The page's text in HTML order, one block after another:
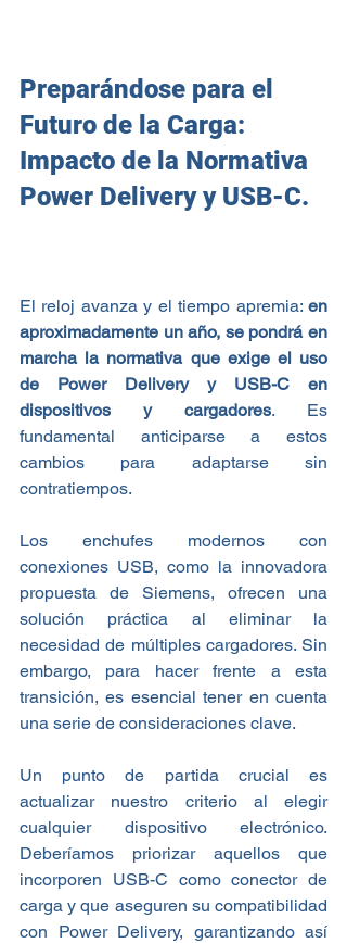
Preparándose para el
Futuro de la Carga:
Impacto de la Normativa
Power Delivery y USB-C.
El reloj avanza y el tiempo apremia: en
aproximadamente un año, se pondrá en
marcha la normativa que exige el uso
de Power Delivery y USB-C en
dispositivos y cargadores. Es
fundamental anticiparse a estos
cambios para adaptarse sin
contratiempos.
Los enchufes modernos con
conexiones USB, como la innovadora
propuesta de Siemens, ofrecen una
solución práctica al eliminar la
necesidad de múltiples cargadores. Sin
embargo, para hacer frente a esta
transición, es esencial tener en cuenta
una serie de consideraciones clave.
Un punto de partida crucial es
actualizar nuestro criterio al elegir
cualquier dispositivo electrónico.
Deberíamos priorizar aquellos que
incorporen USB-C como conector de
carga y que aseguren su compatibilidad
con Power Delivery, garantizando así